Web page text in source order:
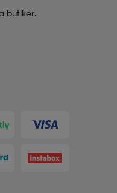
butiker.